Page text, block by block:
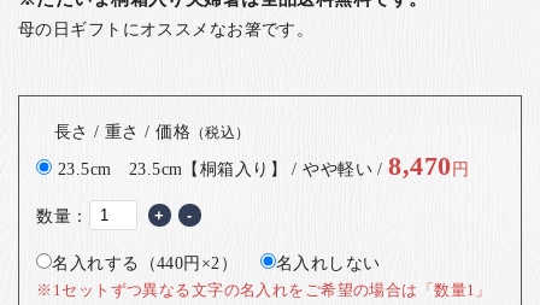
母の日ギフトにオススメなお箸です。
長さ / 重さ / 価格 （税込）
23.5cm 23.5cm【桐箱入り】 / やや軽い /8,470円
数量： + -
名入れする（440円×2） 名入れしない
※1セットずつ異なる文字の名入れをご希望の場合は「数量1」